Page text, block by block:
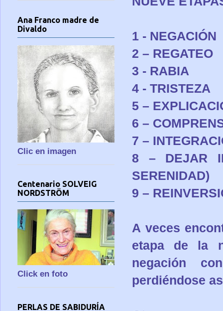
1 - NEGACIÓN
2 – REGATEO
3 - RABIA
4 - TRISTEZA
5 –
6 –
7 –
8 – DEJAR
SERENIDAD)
9 –
A veces
etapa de la
negación
perdiéndose
Ana Franco madre de
Divaldo
Clic en imagen
Centenario SOLVEIG
NORDSTRÖM
Click en foto
PERLAS DE SABIDURÍA